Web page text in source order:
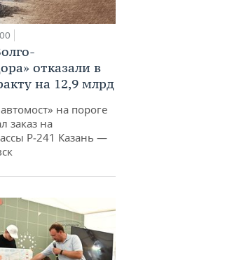
отказали в
на 12,9 млрд
на пороге
заказ на
Р‑241 Казань —